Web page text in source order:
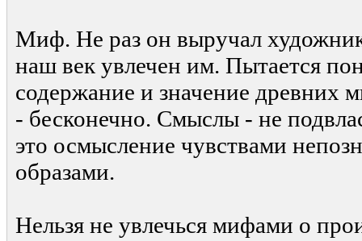
Миф. Не раз он выручал
наш век увлечен им. Пытается
содержание и значение древних
- бесконечно. Смыслы - не
это осмысление чувствами
образами.
Нельзя не увлечься мифами о